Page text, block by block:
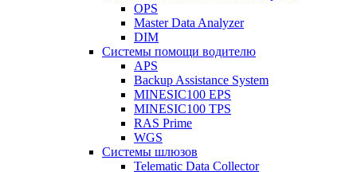
OPS
Master Data Analyzer
DIM
Системы помощи водителю
APS
Backup Assistance System
MINESIC100 EPS
MINESIC100 TPS
RAS Prime
WGS
Системы шлюзов
Telematic Data Collector